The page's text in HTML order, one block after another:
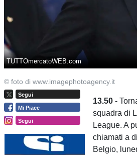
TUTTOmercatoWEB.com
© foto di www.imagephotoagency.it
Segui
Mi Piace
Segui
13.50 -
squadra di
League. A
chiamati a
Belgio,